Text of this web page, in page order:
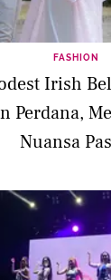
FASHION
Irish
Perdana,
Nuansa